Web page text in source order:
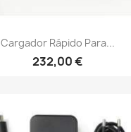
Vista rápida
Cargador Rápido Para...
232,00 €